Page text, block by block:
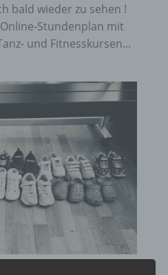
bald wieder zu sehen !
Stundenplan mit
und Fitnesskursen...